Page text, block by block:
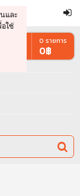
และ
อใช้
0 รายการ
0฿